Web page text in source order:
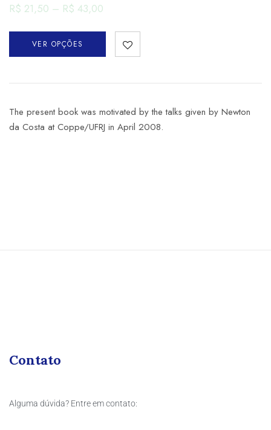
R$ 21,50 – R$ 43,00
VER OPÇÕES
The present book was motivated by the talks given by Newton
da Costa at Coppe/UFRJ in April 2008.
Contato
Alguma dúvida? Entre em contato: